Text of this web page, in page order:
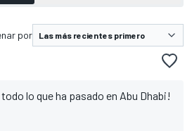
por
lo que ha pasado en Abu Dhabi!